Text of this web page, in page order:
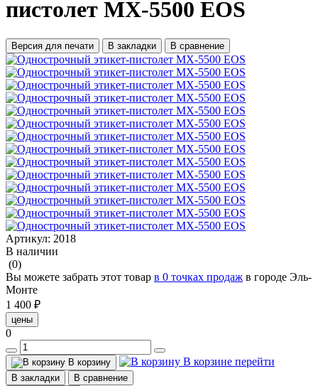
пистолет MX-5500 EOS
Версия для печати В закладки В сравнение
Артикул: 2018
В наличии
(0)
Вы можете забрать этот товар в 0 точках продаж в городе Эль-
Монте
1 400 ₽
цены
0
В корзину В корзине перейти
В закладки
В сравнение